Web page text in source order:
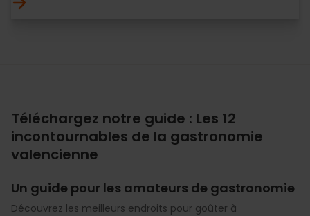
Téléchargez notre guide : Les 12
incontournables de la gastronomie
valencienne
Un guide pour les amateurs de gastronomie
Découvrez les meilleurs endroits pour goûter à